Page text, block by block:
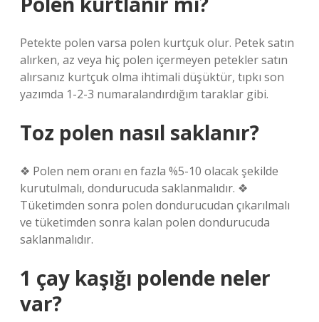
Petekte polen varsa polen kurtçuk olur. Petek satın
alırken, az veya hiç polen içermeyen petekler satın
alırsanız kurtçuk olma ihtimali düşüktür, tıpkı son
yazımda 1-2-3 numaralandırdığım taraklar gibi.
Toz polen nasıl saklanır?
❖ Polen nem oranı en fazla %5-10 olacak şekilde
kurutulmalı, dondurucuda saklanmalıdır. ❖
Tüketimden sonra polen dondurucudan çıkarılmalı
ve tüketimden sonra kalan polen dondurucuda
saklanmalıdır.
1 çay kaşığı polende neler
var?